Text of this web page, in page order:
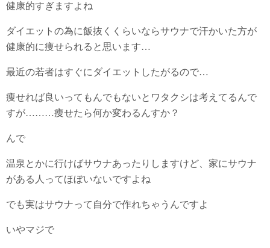
健康的すぎますよね
ダイエットの為に飯抜くくらいならサウナで汗かいた方が
健康的に痩せられると思います…
最近の若者はすぐにダイエットしたがるので…
痩せれば良いってもんでもないとワタクシは考えてるんで
すが………痩せたら何か変わるんすか？
んで
温泉とかに行けばサウナあったりしますけど、家にサウナ
がある人ってほぼいないですよね
でも実はサウナって自分で作れちゃうんですよ
いやマジで